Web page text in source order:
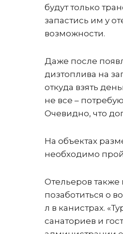
будут только
запастись им у
возможности.
Даже после
дизтоплива на
откуда взять
не все –
Очевидно, что
На объектах
необходимо
Отельеров также
позаботиться о
л в канистрах.
санаториев и